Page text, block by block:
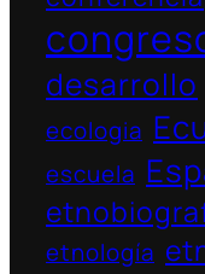
desarrollo
ecologia
escuela
etnología